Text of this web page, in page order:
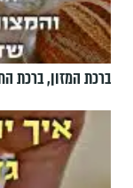
ברכת המזון, ברכת